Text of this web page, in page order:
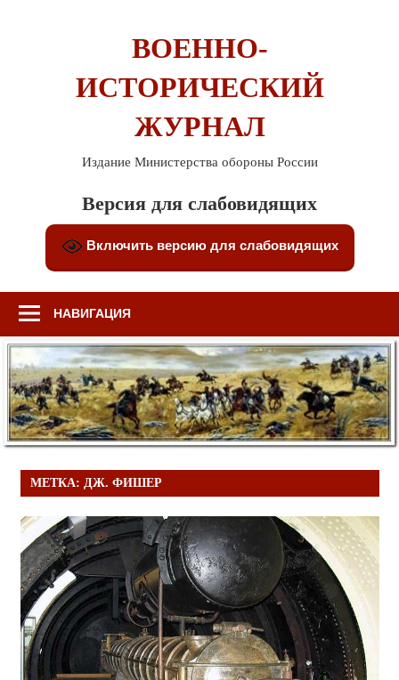
ВОЕННО-
ИСТОРИЧЕСКИЙ
ЖУРНАЛ
Издание Министерства обороны России
Версия для слабовидящих
Включить версию для слабовидящих
НАВИГАЦИЯ
МЕТКА: ДЖ. ФИШЕР